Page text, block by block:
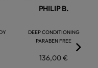
PHILIP B.
DEEP CONDITIONING
PARABEN FREE
136,00 €